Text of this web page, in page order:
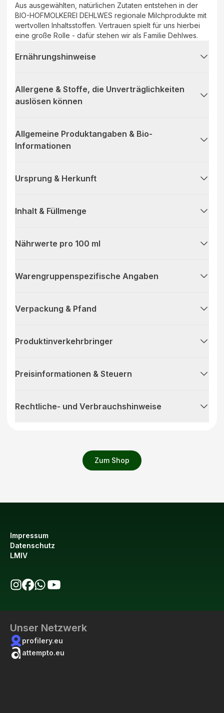
Zum Shop
Aus ausgewählten, natürlichen Zutaten entstehen in der
BIO-HOFMOLKEREI DEHLWES regionale Milchprodukte mit
wertvollen Inhaltsstoffen. Vertrauen spielt für uns hierbei
eine große Rolle - dafür stehen wir als Familie Dehlwes.
Ernährungshinweise
Allergene & Stoffe, die Unverträglichkeiten
auslösen können
Allgemeine Produktangaben & Bio-
Informationen
Ursprung & Herkunft
Inhalt & Füllmenge
Nährwerte pro 100 ml
Warengruppenspezifische Angaben
Verpackung & Pfand
Produktinverkehrbringer
Preisinformationen & Steuern
Rechtliche- und Verbrauchshinweise
Impressum
Datenschutz
LMIV
Unser Netzwerk
profilery.eu
attempto.eu